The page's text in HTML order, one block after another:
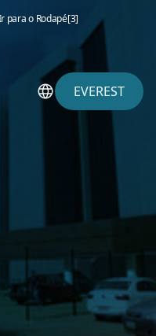
para o Rodapé[3]
EVEREST